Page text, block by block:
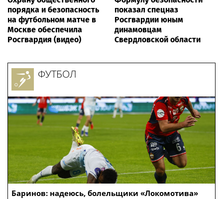
порядка и безопасность
на футбольном матче в
Москве обеспечила
Росгвардия (видео)
показал спецназ
Росгвардии юным
динамовцам
Свердловской области
Баринов: надеюсь, болельщики «Локомотива»
ФУТБОЛ